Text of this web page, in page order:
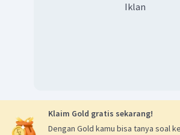
Iklan
Klaim Gold gratis sekarang!
Dengan Gold kamu bisa tanya soal